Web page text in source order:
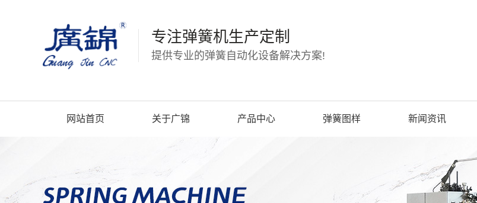
专注弹簧机生产定制
提供专业的弹簧自动化设备解决方案!
网站首页 关于广锦 产品中心 弹簧图样 新闻资讯